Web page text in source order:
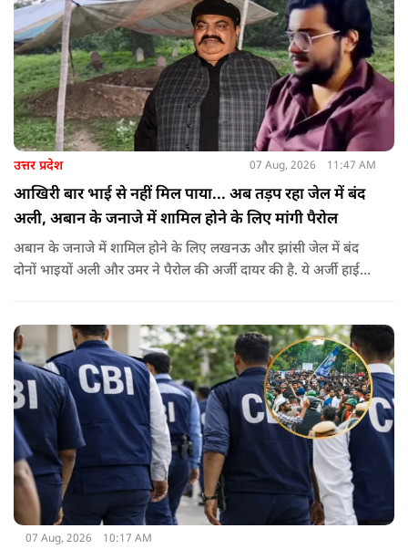
उत्तर प्रदेश 07 Aug, 2026 11:47 AM
आखिरी बार भाई से नहीं मिल पाया... अब तड़प रहा जेल में बंद
अली, अबान के जनाजे में शामिल होने के लिए मांगी पैरोल
अबान के जनाजे में शामिल होने के लिए लखनऊ और झांसी जेल में बंद
दोनों भाइयों अली और उमर ने पैरोल की अर्जी दायर की है. ये अर्जी हाई
07 Aug, 2026 10:17 AM